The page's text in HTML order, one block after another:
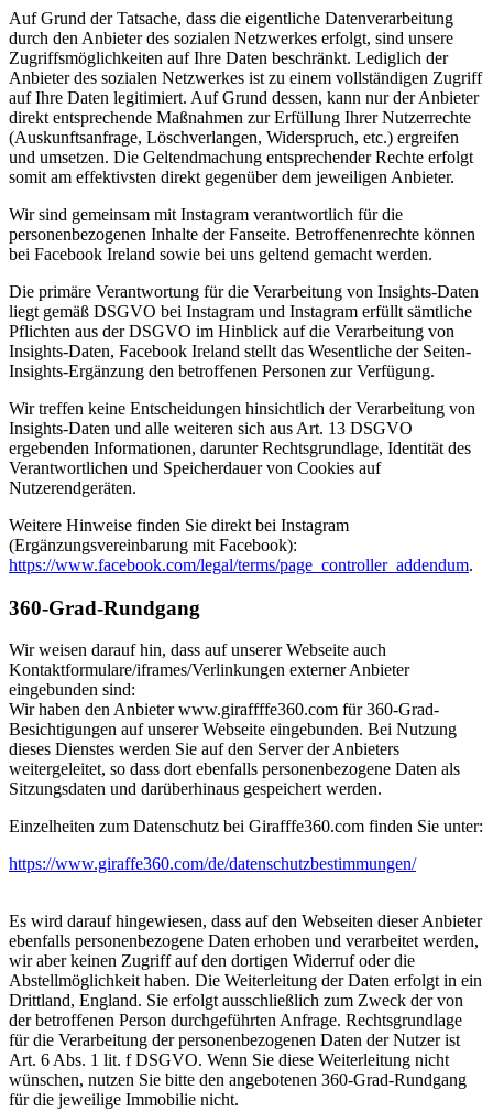
Auf Grund der Tatsache, dass die eigentliche Datenverarbeitung
durch den Anbieter des sozialen Netzwerkes erfolgt, sind unsere
Zugriffsmöglichkeiten auf Ihre Daten beschränkt. Lediglich der
Anbieter des sozialen Netzwerkes ist zu einem vollständigen Zugriff
auf Ihre Daten legitimiert. Auf Grund dessen, kann nur der Anbieter
direkt entsprechende Maßnahmen zur Erfüllung Ihrer Nutzerrechte
(Auskunftsanfrage, Löschverlangen, Widerspruch, etc.) ergreifen
und umsetzen. Die Geltendmachung entsprechender Rechte erfolgt
somit am effektivsten direkt gegenüber dem jeweiligen Anbieter.
Wir sind gemeinsam mit Instagram verantwortlich für die
personenbezogenen Inhalte der Fanseite. Betroffenenrechte können
bei Facebook Ireland sowie bei uns geltend gemacht werden.
Die primäre Verantwortung für die Verarbeitung von Insights-Daten
liegt gemäß DSGVO bei Instagram und Instagram erfüllt sämtliche
Pflichten aus der DSGVO im Hinblick auf die Verarbeitung von
Insights-Daten, Facebook Ireland stellt das Wesentliche der Seiten-
Insights-Ergänzung den betroffenen Personen zur Verfügung.
Wir treffen keine Entscheidungen hinsichtlich der Verarbeitung von
Insights-Daten und alle weiteren sich aus Art. 13 DSGVO
ergebenden Informationen, darunter Rechtsgrundlage, Identität des
Verantwortlichen und Speicherdauer von Cookies auf
Nutzerendgeräten.
Weitere Hinweise finden Sie direkt bei Instagram
(Ergänzungsvereinbarung mit Facebook):
https://www.facebook.com/legal/terms/page_controller_addendum.
360-Grad-Rundgang
Wir weisen darauf hin, dass auf unserer Webseite auch
Kontaktformulare/iframes/Verlinkungen externer Anbieter
eingebunden sind:
Wir haben den Anbieter www.giraffffe360.com für 360-Grad-
Besichtigungen auf unserer Webseite eingebunden. Bei Nutzung
dieses Dienstes werden Sie auf den Server der Anbieters
weitergeleitet, so dass dort ebenfalls personenbezogene Daten als
Sitzungsdaten und darüberhinaus gespeichert werden.
Einzelheiten zum Datenschutz bei Girafffe360.com finden Sie unter:
https://www.giraffe360.com/de/datenschutzbestimmungen/
Es wird darauf hingewiesen, dass auf den Webseiten dieser Anbieter
ebenfalls personenbezogene Daten erhoben und verarbeitet werden,
wir aber keinen Zugriff auf den dortigen Widerruf oder die
Abstellmöglichkeit haben. Die Weiterleitung der Daten erfolgt in ein
Drittland, England. Sie erfolgt ausschließlich zum Zweck der von
der betroffenen Person durchgeführten Anfrage. Rechtsgrundlage
für die Verarbeitung der personenbezogenen Daten der Nutzer ist
Art. 6 Abs. 1 lit. f DSGVO. Wenn Sie diese Weiterleitung nicht
wünschen, nutzen Sie bitte den angebotenen 360-Grad-Rundgang
für die jeweilige Immobilie nicht.